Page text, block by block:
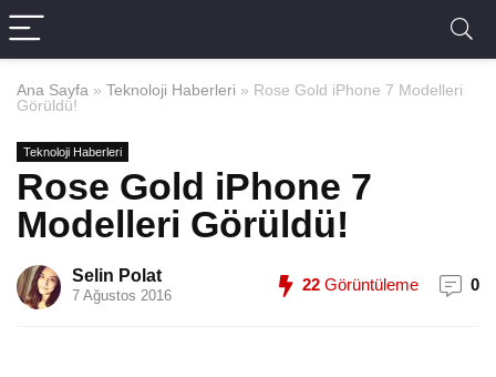
Ana Sayfa » Teknoloji Haberleri » Rose Gold iPhone 7 Modelleri
Görüldü!
Teknoloji Haberleri
Rose Gold iPhone 7
Modelleri Görüldü!
Selin Polat
7 Ağustos 2016
22 Görüntüleme 0